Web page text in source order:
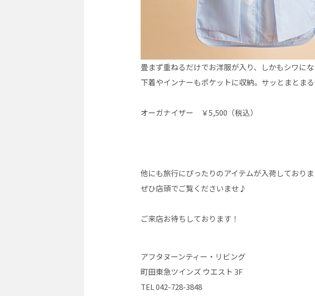
畳まず重ねるだけでお洋服が入り、しかもシワにな
下着やインナーもポケットに収納。サッとまとま
オーガナイザー ￥5,500（税込）
他にも旅行にぴったりのアイテムが入荷しておりま
ぜひ店頭でご覧くださいませ♪
ご来店お待ちしております！
アフタヌーンティー・リビング
町田東急ツインズ ウエスト 3F
TEL 042-728-3848